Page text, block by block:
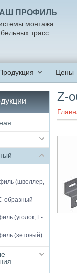
ПРОФИЛЬ
монтажа
трасс
Цены
Z-
(швеллер,
образный
(уголок, Г-
(зетовый)